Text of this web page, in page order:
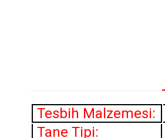
Tesbih Malzemesi:
Tane Tipi: